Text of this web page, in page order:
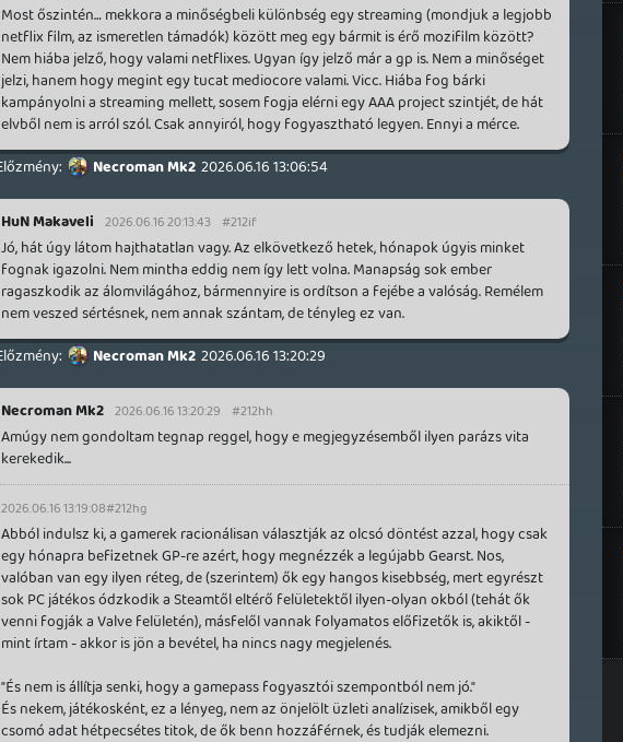
Most őszintén… mekkora a minőségbeli különbség egy streaming (mondjuk a legjobb
netflix film, az ismeretlen támadók) között meg egy bármit is érő mozifilm között?
Nem hiába jelző, hogy valami netflixes. Ugyan így jelző már a gp is. Nem a minőséget
jelzi, hanem hogy megint egy tucat mediocore valami. Vicc. Hiába fog bárki
kampányolni a streaming mellett, sosem fogja elérni egy AAA project szintjét, de hát
elvből nem is arról szól. Csak annyiról, hogy fogyasztható legyen. Ennyi a mérce.
Necroman Mk2 2026.06.16 13:06:54
HuN Makaveli 2026.06.16 20:13:43 #212if
Jó, hát úgy látom hajthatatlan vagy. Az elkövetkező hetek, hónapok úgyis minket
fognak igazolni. Nem mintha eddig nem így lett volna. Manapság sok ember
ragaszkodik az álomvilágához, bármennyire is ordítson a fejébe a valóság. Remélem
nem veszed sértésnek, nem annak szántam, de tényleg ez van.
Necroman Mk2 2026.06.16 13:20:29
Necroman Mk2 2026.06.16 13:20:29 #212hh
Amúgy nem gondoltam tegnap reggel, hogy e megjegyzésemből ilyen parázs vita
kerekedik...
2026.06.16 13:19:08#212hg
Abból indulsz ki, a gamerek racionálisan választják az olcsó döntést azzal, hogy csak
egy hónapra befizetnek GP-re azért, hogy megnézzék a legújabb Gearst. Nos,
valóban van egy ilyen réteg, de (szerintem) ők egy hangos kisebbség, mert egyrészt
sok PC játékos ódzkodik a Steamtől eltérő felületektől ilyen-olyan okból (tehát ők
venni fogják a Valve felületén), másfelől vannak folyamatos előfizetők is, akiktől -
mint írtam - akkor is jön a bevétel, ha nincs nagy megjelenés.
"És nem is állítja senki, hogy a gamepass fogyasztói szempontból nem jó."
És nekem, játékosként, ez a lényeg, nem az önjelölt üzleti analízisek, amikből egy
csomó adat hétpecsétes titok, de ők benn hozzáférnek, és tudják elemezni.